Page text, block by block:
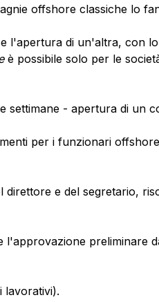
offshore classiche lo
l'apertura di un'altra, con
è possibile solo per le
settimane - apertura di un
per i funzionari
e del segretario,
preliminare
lavorativi).